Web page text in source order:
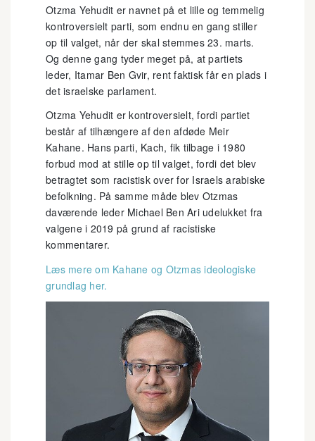
Otzma Yehudit er navnet på et lille og temmelig
kontroversielt parti, som endnu en gang stiller
op til valget, når der skal stemmes 23. marts.
Og denne gang tyder meget på, at partiets
leder, Itamar Ben Gvir, rent faktisk får en plads i
det israelske parlament.
Otzma Yehudit er kontroversielt, fordi partiet
består af tilhængere af den afdøde Meir
Kahane. Hans parti, Kach, fik tilbage i 1980
forbud mod at stille op til valget, fordi det blev
betragtet som racistisk over for Israels arabiske
befolkning. På samme måde blev Otzmas
daværende leder Michael Ben Ari udelukket fra
valgene i 2019 på grund af racistiske
kommentarer.
Læs mere om Kahane og Otzmas ideologiske
grundlag her.